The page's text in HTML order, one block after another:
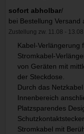
sofort abholbar/
bei Bestellung
Zustellung zw. 11.08 - 13.08
Kabel-Verlängerung
Stromkabel-
von Geräten mit
der Steckdose.
Durch das
Innenbereich
Platzsparendes
Schutzkontaktstecker
Stromkabel mit